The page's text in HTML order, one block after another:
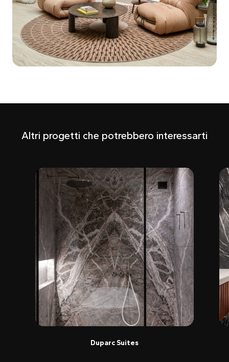
Altri progetti che potrebbero interessarti
Duparc Suites